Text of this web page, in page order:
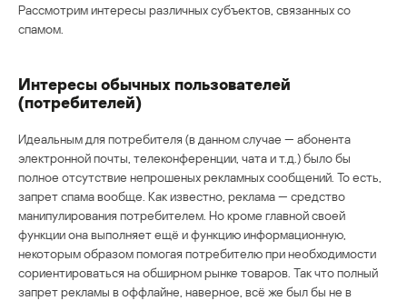
Рассмотрим интересы различных субъектов, связанных со
спамом.
Интересы обычных пользователей
(потребителей)
Идеальным для потребителя (в данном случае — абонента
электронной почты, телеконференции, чата и т.д.) было бы
полное отсутствие непрошеных рекламных сообщений. То есть,
запрет спама вообще. Как известно, реклама — средство
манипулирования потребителем. Но кроме главной своей
функции она выполняет ещё и функцию информационную,
некоторым образом помогая потребителю при необходимости
сориентироваться на обширном рынке товаров. Так что полный
запрет рекламы в оффлайне, наверное, всё же был бы не в